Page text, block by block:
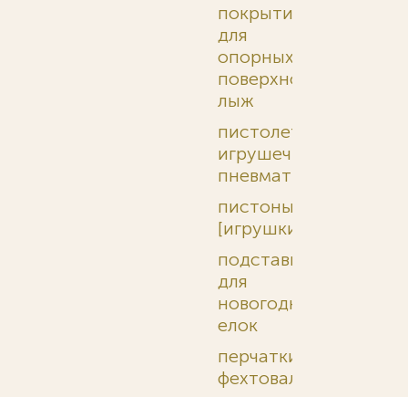
покрытия
для
опорных
поверхностей
лыж
пистолеты
игрушечные
пневматические
пистоны
[игрушки]
подставки
для
новогодних
елок
перчатки
фехтовальные